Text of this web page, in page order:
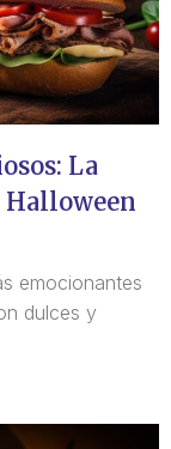
La
Halloween
emocionantes
dulces y